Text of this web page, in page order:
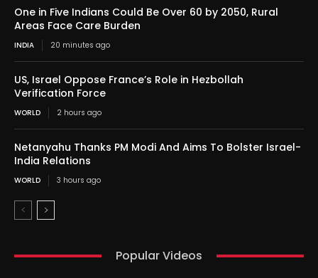
One in Five Indians Could Be Over 60 by 2050, Rural
Areas Face Care Burden
INDIA 20 minutes ago
US, Israel Oppose France’s Role in Hezbollah
Verification Force
WORLD 2 hours ago
Netanyahu Thanks PM Modi And Aims To Bolster Israel-
India Relations
WORLD 3 hours ago
Popular Videos